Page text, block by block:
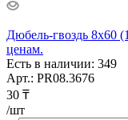
Дюбель-гвоздь 8х60
ценам.
Есть в наличии: 349
Арт.: PR08.3676
30 ₸
/шт